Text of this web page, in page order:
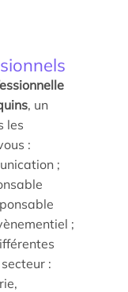
, un
les
:
;
;
: